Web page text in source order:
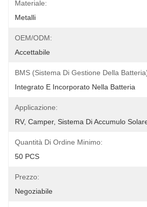
Materiale:
Metalli
OEM/ODM:
Accettabile
BMS (sistema Di Gestione Della
Integrato E Incorporato Nella Batteria
Applicazione:
RV, Camper, Sistema Di Accumulo
Quantità Di Ordine Minimo:
50 PCS
Prezzo:
Negoziabile